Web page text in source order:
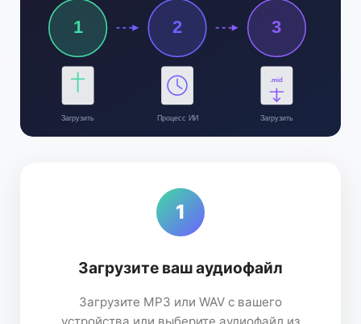
1
Загрузить
2
Процесс ИИ
3
.mid
Загрузить
1
Загрузите ваш аудиофайл
Загрузите MP3 или WAV с вашего